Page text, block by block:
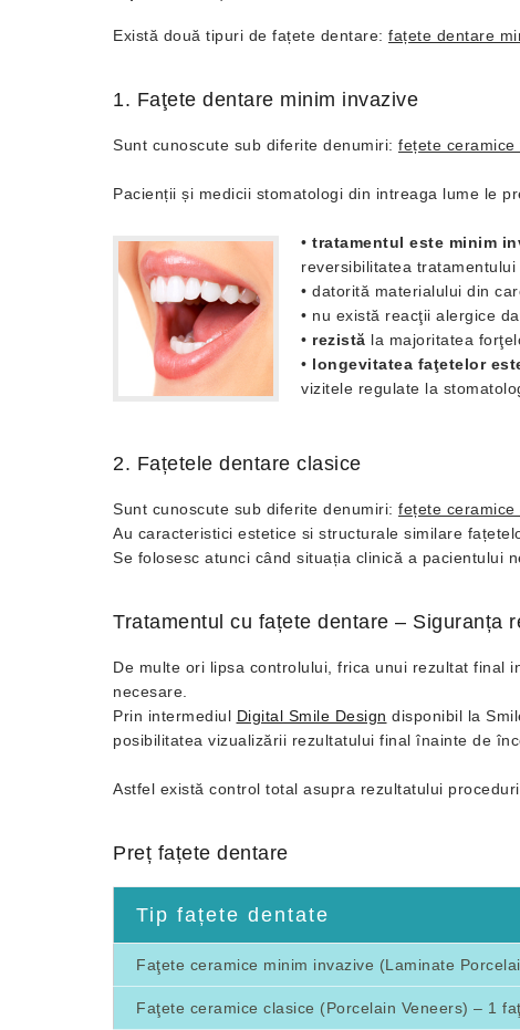
Există două tipuri de fațete dentare: fațete dentare
1. Faţete dentare minim invazive
Sunt cunoscute sub diferite denumiri: fețete
Pacienții și medicii stomatologi din intreaga lume le
• tratamentul este minim
reversibilitatea
• datorită materialului din
• nu există reacţii alergice
• rezistă la majoritatea
• longevitatea faţetelor
vizitele regulate la
2. Fațetele dentare clasice
Sunt cunoscute sub diferite denumiri: fețete
Au caracteristici estetice si structurale similare
Se folosesc atunci când situația clinică a pacientului
Tratamentul cu fațete dentare – Siguranța
De multe ori lipsa controlului, frica unui rezultat final
necesare.
Prin intermediul Digital Smile Design disponibil la
posibilitatea vizualizării rezultatului final înainte de
Astfel există control total asupra rezultatului
Preț fațete dentare
Tip fațete dentate
Faţete ceramice minim invazive (Laminate
Faţete ceramice clasice (Porcelain Veneers) – 1